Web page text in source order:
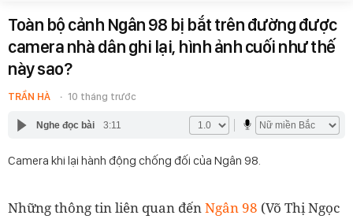
Toàn bộ cảnh Ngân 98 bị bắt trên đường được
camera nhà dân ghi lại, hình ảnh cuối như thế
này sao?
TRẦN HÀ 10 tháng trước
Nghe đọc bài 3:11
Camera khi lại hành động chống đối của Ngân 98.
Những thông tin liên quan đếnNgân 98 (Võ Thị Ngọc